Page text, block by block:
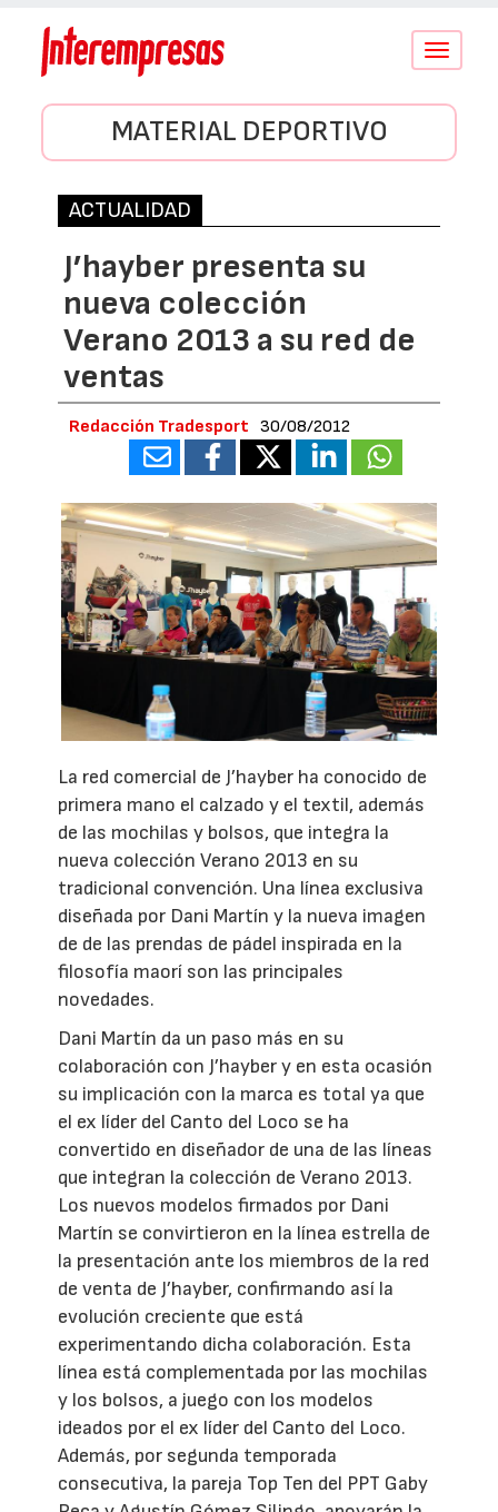
Conmutar
MATERIAL DEPORTIVO
ACTUALIDAD
J’hayber presenta su
nueva colección
Verano 2013 a su red de
ventas
Redacción Tradesport 30/08/2012
La red comercial de J’hayber ha conocido de
primera mano el calzado y el textil, además
de las mochilas y bolsos, que integra la
nueva colección Verano 2013 en su
tradicional convención. Una línea exclusiva
diseñada por Dani Martín y la nueva imagen
de de las prendas de pádel inspirada en la
filosofía maorí son las principales
novedades.
Dani Martín da un paso más en su
colaboración con J’hayber y en esta ocasión
su implicación con la marca es total ya que
el ex líder del Canto del Loco se ha
convertido en diseñador de una de las líneas
que integran la colección de Verano 2013.
Los nuevos modelos firmados por Dani
Martín se convirtieron en la línea estrella de
la presentación ante los miembros de la red
de venta de J’hayber, confirmando así la
evolución creciente que está
experimentando dicha colaboración. Esta
línea está complementada por las mochilas
y los bolsos, a juego con los modelos
ideados por el ex líder del Canto del Loco.
Además, por segunda temporada
consecutiva, la pareja Top Ten del PPT Gaby